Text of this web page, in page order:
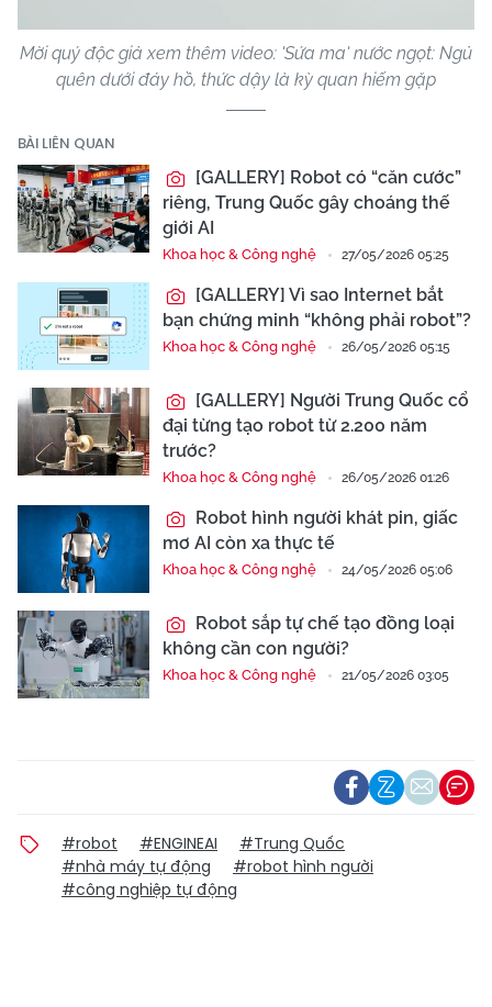
Mời quý độc giả xem thêm video: 'Sứa ma' nước ngọt: Ngủ
quên dưới đáy hồ, thức dậy là kỳ quan hiếm gặp
BÀI LIÊN QUAN
[GALLERY] Robot có “căn cước”
riêng, Trung Quốc gây choáng thế
giới AI
Khoa học & Công nghệ 27/05/2026 05:25
[GALLERY] Vì sao Internet bắt
bạn chứng minh “không phải robot”?
Khoa học & Công nghệ 26/05/2026 05:15
[GALLERY] Người Trung Quốc cổ
đại từng tạo robot từ 2.200 năm
trước?
Khoa học & Công nghệ 26/05/2026 01:26
Robot hình người khát pin, giấc
mơ AI còn xa thực tế
Khoa học & Công nghệ 24/05/2026 05:06
Robot sắp tự chế tạo đồng loại
không cần con người?
Khoa học & Công nghệ 21/05/2026 03:05
#robot #ENGINEAI
#Trung Quốc
#nhà máy tự động
#robot hình người
#công nghiệp tự động